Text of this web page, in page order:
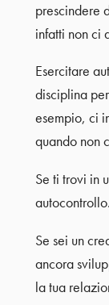
prescindere
infatti non ci
Esercitare
disciplina
esempio, ci
quando non
Se ti trovi in
Se sei un
ancora
la tua